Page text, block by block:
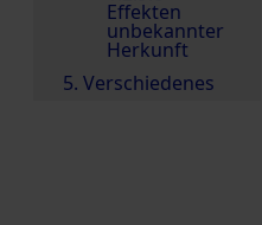
Effekten
unbekannter
Herkunft
5. Verschiedenes